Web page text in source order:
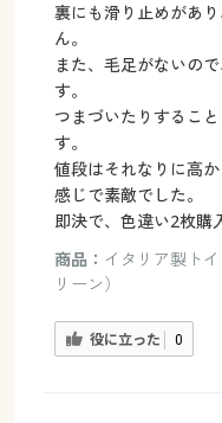
裏にも滑り止めがあ
ん。
また、毛足がないの
す。
つまづいたりするこ
す。
値段はそれなりに高
感じで素敵でした。
即決で、色違い2枚購
商品： イタリア製ト
リーン）
役に立った 0